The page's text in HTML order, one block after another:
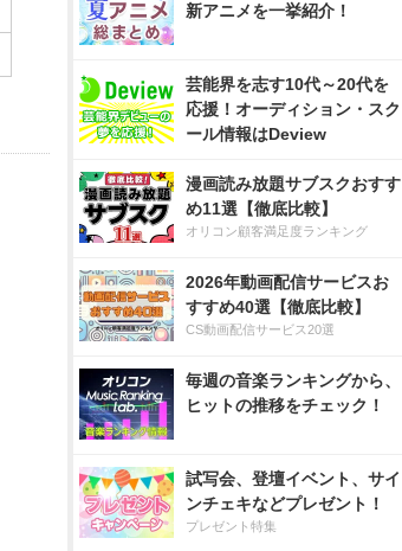
新アニメを一挙紹介！
芸能界を志す10代～20代を
応援！オーディション・スク
ール情報はDeview
漫画読み放題サブスクおすす
め11選【徹底比較】
オリコン顧客満足度ランキング
2026年動画配信サービスお
すすめ40選【徹底比較】
CS動画配信サービス20選
毎週の音楽ランキングから、
ヒットの推移をチェック！
試写会、登壇イベント、サイ
ンチェキなどプレゼント！
プレゼント特集